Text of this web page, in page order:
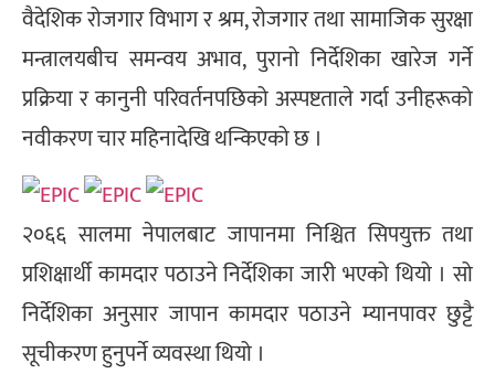
वैदेशिक रोजगार विभाग र श्रम, रोजगार तथा सामाजिक सुरक्षा
मन्त्रालयबीच समन्वय अभाव, पुरानो निर्देशिका खारेज गर्ने
प्रक्रिया र कानुनी परिवर्तनपछिको अस्पष्टताले गर्दा उनीहरूको
नवीकरण चार महिनादेखि थन्किएको छ ।
२०६६ सालमा नेपालबाट जापानमा निश्चित सिपयुक्त तथा
प्रशिक्षार्थी कामदार पठाउने निर्देशिका जारी भएको थियो । सो
निर्देशिका अनुसार जापान कामदार पठाउने म्यानपावर छुट्टै
सूचीकरण हुनुपर्ने व्यवस्था थियो ।